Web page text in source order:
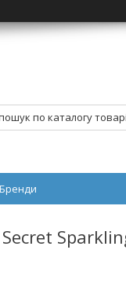
Бренди